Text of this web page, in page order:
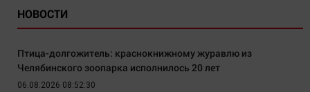
НОВОСТИ
Птица-долгожитель: краснокнижному журавлю из
Челябинского зоопарка исполнилось 20 лет
06.08.2026 08:52:30